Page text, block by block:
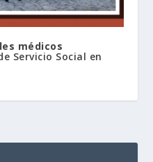
médicos
Servicio Social en